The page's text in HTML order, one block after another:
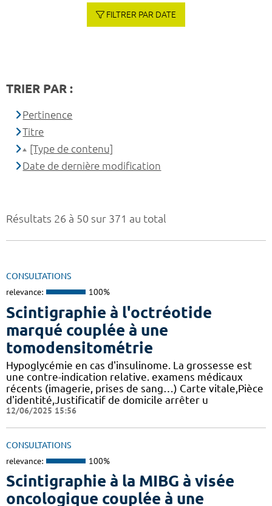
Résultats 26 à 50 sur 371 au total
CONSULTATIONS
relevance: 100%
Scintigraphie à l'octréotide
marqué couplée à une
tomodensitométrie
Hypoglycémie en cas d'insulinome. La grossesse est
une contre-indication relative. examens médicaux
récents (imagerie, prises de sang…) Carte vitale,Pièce
d'identité,Justificatif de domicile arrêter u
12/06/2025 15:56
CONSULTATIONS
relevance: 100%
Scintigraphie à la MIBG à visée
oncologique couplée à une
FILTRER PAR DATE
TRIER PAR :
Pertinence
Titre
[Type de contenu]
Date de dernière modification